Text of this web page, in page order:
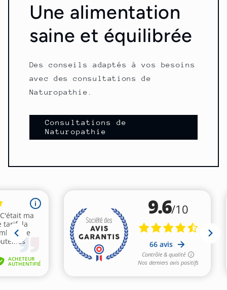
Une alimentation
saine et équilibrée
Des conseils adaptés à vos besoins
avec des consultations de
Naturopathie.
Consultations de
Naturopathie